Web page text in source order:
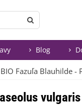
Blog
BIO Fazuľa Blauhilde -